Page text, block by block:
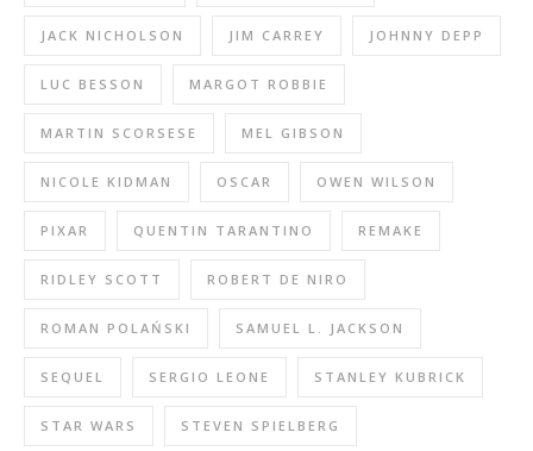
JACK NICHOLSON JIM CARREY JOHNNY DEPP
LUC BESSON MARGOT ROBBIE
MARTIN SCORSESE MEL GIBSON
NICOLE KIDMAN OSCAR OWEN WILSON
PIXAR QUENTIN TARANTINO REMAKE
RIDLEY SCOTT ROBERT DE NIRO
ROMAN POLAŃSKI SAMUEL L. JACKSON
SEQUEL SERGIO LEONE STANLEY KUBRICK
STAR WARS STEVEN SPIELBERG